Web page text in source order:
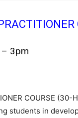
3pm
COURSE (30-
students in